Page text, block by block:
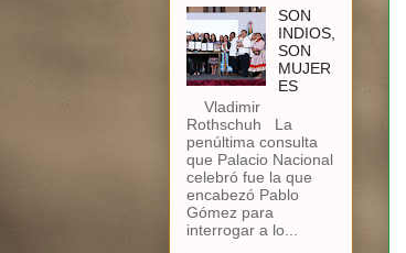
SON
INDIOS,
SON
MUJER
ES
Vladimir
Rothschuh La
penúltima consulta
que Palacio Nacional
celebró fue la que
encabezó Pablo
Gómez para
interrogar a lo...